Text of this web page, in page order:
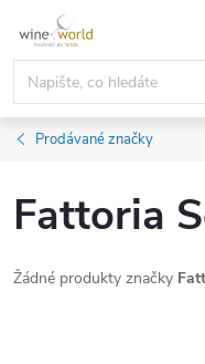
obsah
Prodávané značky
Fattoria
Žádné produkty značky